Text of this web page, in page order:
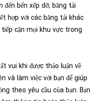
bến xếp dỡ, băng tải
hợp với các băng tải khác
cận mọi khu vực trong
vui khi được thảo luận về
và làm việc với bạn để giúp
theo yêu cầu của bạn. Bạn